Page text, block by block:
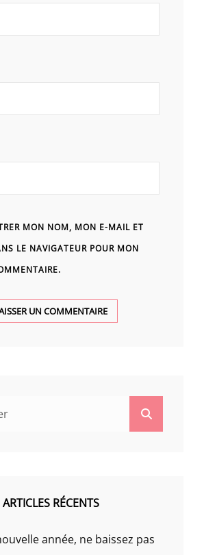
MON NOM, MON E-MAIL ET
LE NAVIGATEUR POUR MON
ARTICLES RÉCENTS
année, ne baissez pas